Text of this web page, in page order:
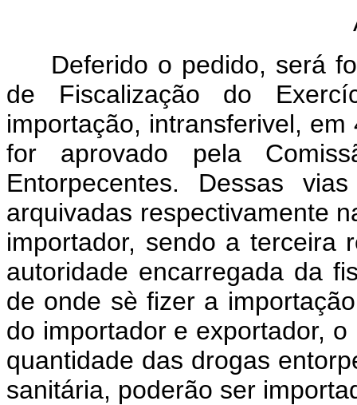
Deferido o pedido, será
de Fiscalização do
importação, intransferivel,
for aprovado pela
Entorpecentes. Dessas
arquivadas respectivamente
importador, sendo a terceira
autoridade encarregada da
de onde sè fizer a
do importador e exportador,
quantidade das drogas
sanitária, poderão ser